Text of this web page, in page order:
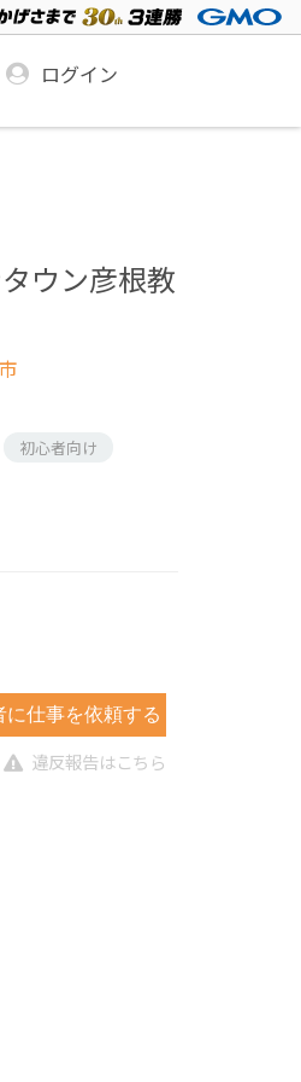
ログイン
ウン彦根教
初心者向け
に仕事を依頼する
違反報告はこちら